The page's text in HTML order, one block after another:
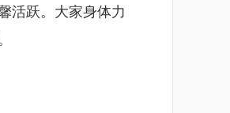
活跃。大家身体力